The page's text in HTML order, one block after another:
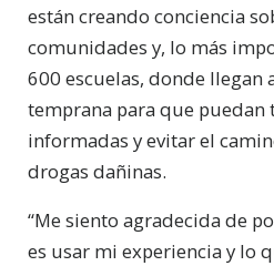
están creando conciencia
comunidades y, lo más
600 escuelas, donde llegan
temprana para que puedan
informadas y evitar el
drogas dañinas.
“Me siento agradecida de
es usar mi experiencia y lo